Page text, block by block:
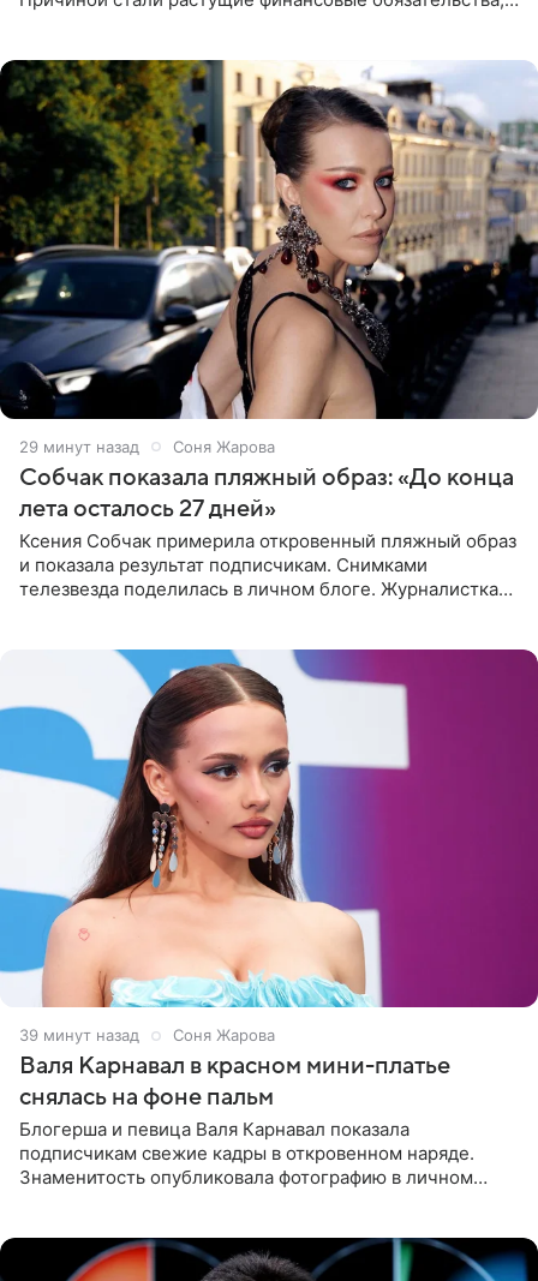
29 минут назад Соня Жарова
Собчак показала пляжный образ: «До конца
лета осталось 27 дней»
Ксения Собчак примерила откровенный пляжный образ
и показала результат подписчикам. Снимками
телезвезда поделилась в личном блоге. Журналистка
39 минут назад Соня Жарова
Валя Карнавал в красном мини-платье
снялась на фоне пальм
Блогерша и певица Валя Карнавал показала
подписчикам свежие кадры в откровенном наряде.
Знаменитость опубликовала фотографию в личном